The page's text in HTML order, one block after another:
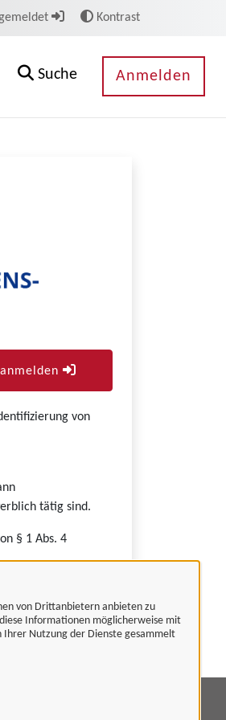
von Drittanbietern anbieten zu
Informationen möglicherweise mit
Ihrer Nutzung der Dienste gesammelt
Kontrast
Suche Anmelden
von
tätig sind.
§ 1 Abs. 4